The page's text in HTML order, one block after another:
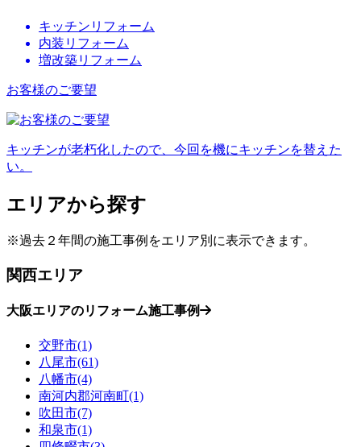
キッチンリフォーム
内装リフォーム
増改築リフォーム
お客様のご要望
キッチンが老朽化したので、今回を機にキッチンを替えた
い。
エリアから探す
※過去２年間の施工事例をエリア別に表示できます。
関西エリア
大阪エリアのリフォーム施工事例
交野市(1)
八尾市(61)
八幡市(4)
南河内郡河南町(1)
吹田市(7)
和泉市(1)